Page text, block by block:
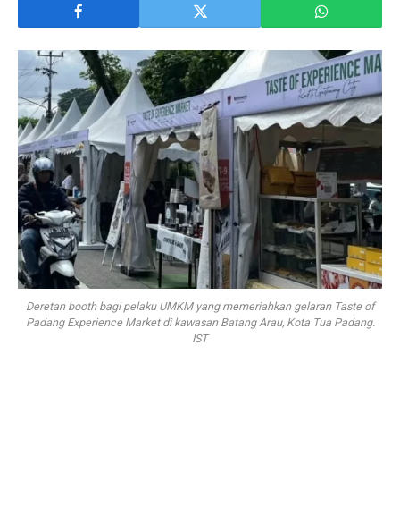
Deretan booth bagi pelaku UMKM yang memeriahkan gelaran Taste of
Padang Experience Market di kawasan Batang Arau, Kota Tua Padang.
IST